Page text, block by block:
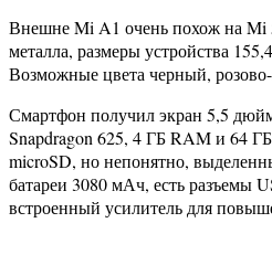
Внешне Mi A1 очень похож на Mi
металла, размеры устройства
Возможные цвета черный,
Смартфон получил экран 5,5
Snapdragon 625, 4 ГБ RAM и 64
microSD, но непонятно,
батареи 3080 мАч, есть разъемы
встроенный усилитель для